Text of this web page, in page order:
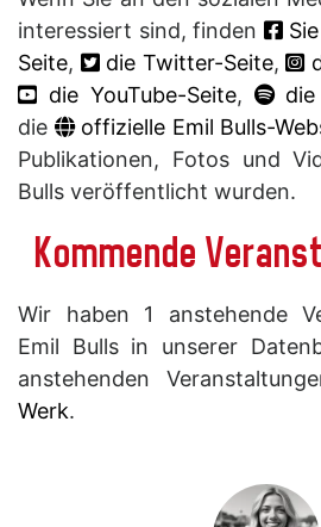
interessiert sind, finden
Sie
Seite, die Twitter-Seite,
die YouTube-Seite, die
die
offizielle Emil Bulls-
Publikationen, Fotos und
Bulls veröffentlicht wurden.
Kommende
Wir haben 1 anstehende
Emil Bulls in unserer
anstehenden
Werk.